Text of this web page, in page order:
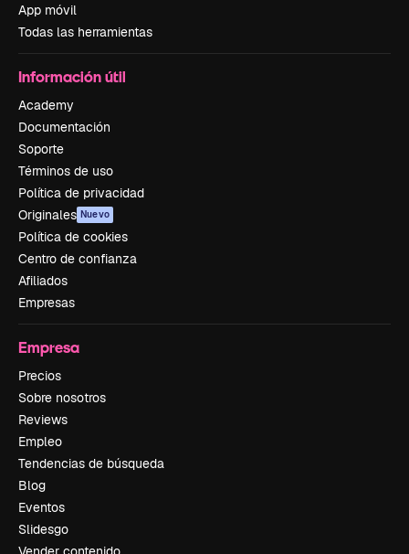
App móvil
Todas las herramientas
Información útil
Academy
Documentación
Soporte
Términos de uso
Política de privacidad
Originales Nuevo
Política de cookies
Centro de confianza
Afiliados
Empresas
Empresa
Precios
Sobre nosotros
Reviews
Empleo
Tendencias de búsqueda
Blog
Eventos
Slidesgo